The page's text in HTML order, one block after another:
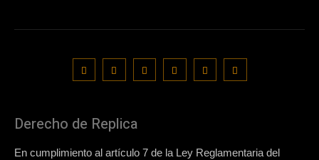
Derecho de Replica
En cumplimiento al artículo 7 de la Ley Reglamentaria del